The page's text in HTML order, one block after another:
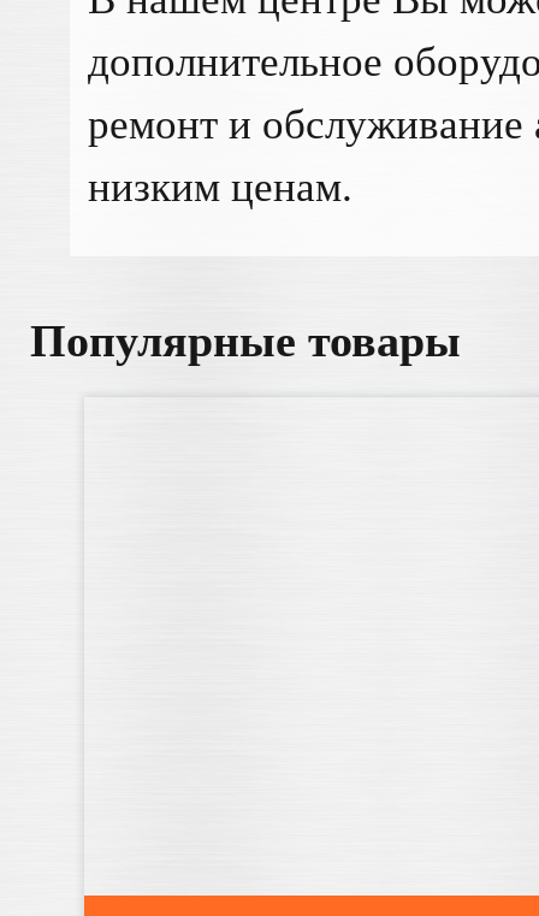
дополнительное
ремонт и обслуживание
низким ценам.
Популярные товары